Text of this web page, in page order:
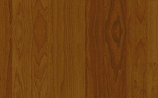
22. Kindernachmittag 2019 -